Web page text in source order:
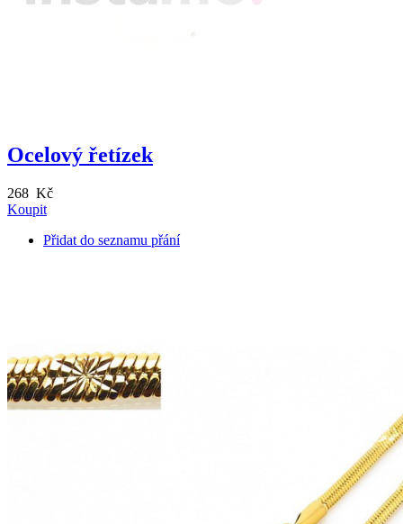
Ocelový řetízek
268 Kč
Koupit
Přidat do seznamu přání